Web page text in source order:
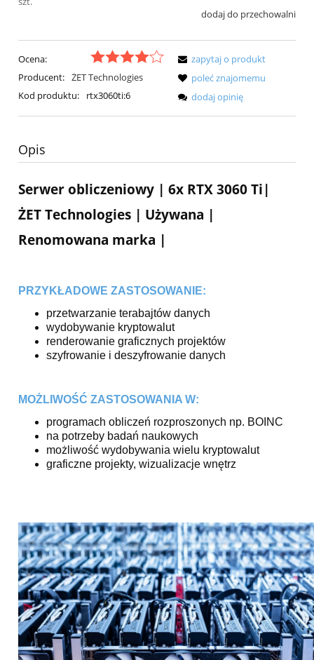
dodaj do przechowalni
Ocena:
Producent: ŻET Technologies
Kod produktu:
rtx3060ti:6
zapytaj o produkt
poleć znajomemu
dodaj opinię
Opis
Serwer obliczeniowy | 6x RTX 3060 Ti|
ŻET Technologies | Używana |
Renomowana marka |
PRZYKŁADOWE ZASTOSOWANIE:
przetwarzanie terabajtów danych
wydobywanie kryptowalut
renderowanie graficznych projektów
szyfrowanie i deszyfrowanie danych
MOŻLIWOŚĆ ZASTOSOWANIA W:
programach obliczeń rozproszonych np. BOINC
na potrzeby badań naukowych
możliwość wydobywania wielu kryptowalut
graficzne projekty, wizualizacje wnętrz